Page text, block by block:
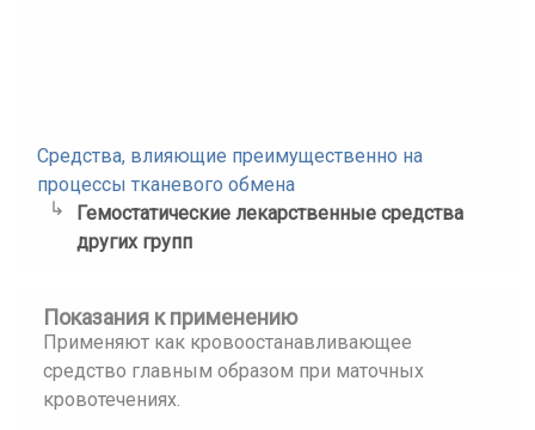
Средства, влияющие преимущественно на
процессы тканевого обмена
Гемостатические лекарственные средства
других групп
Показания к применению
Применяют как кровоостанавливающее
средство главным образом при маточных
кровотечениях.